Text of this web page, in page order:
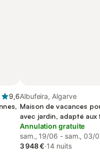
9,6Albufeira, Algarve
Maison de vacances
avec jardin, adapté aux
Annulation gratuite
sam., 19/06 - sam., 03/
3 948 €·14 nuits